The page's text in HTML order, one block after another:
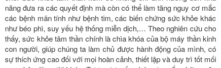
năng đưa ra các quyết định mà còn có thể làm tăng nguy cơ mắc
các bệnh mãn tính như bệnh tim, các biến chứng sức khỏe khác
như béo phì, suy yếu hệ thống miễn dịch,… Theo nghiên cứu cho
thấy, sức khỏe tâm thần chính là chìa khóa của bộ máy thần kinh
con người, giúp chúng ta làm chủ được hành động của mình, có
sự thích ứng cao đối với mọi hoàn cảnh, thiết lập và duy trì tốt mối